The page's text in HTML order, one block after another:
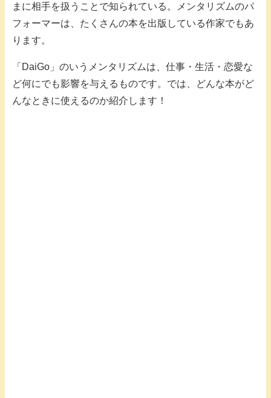
まに相手を扱うことで知られている。メンタリズムのパ
フォーマーは、たくさんの本を出版している作家でもあ
ります。
「DaiGo」のいうメンタリズムは、仕事・生活・恋愛な
ど何にでも影響を与えるものです。では、どんな本がど
んなときに使えるのか紹介します！